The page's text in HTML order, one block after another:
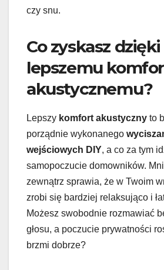
czy snu.
Co zyskasz dzięki
lepszemu
akustycznemu?
Lepszy komfort akustyczny to
porządnie wykonanego
wejściowych DIY, a co za tym
samopoczucie domowników.
zewnątrz sprawia, że w Twoim
zrobi się bardziej relaksująco i
Możesz swobodnie rozmawiać
głosu, a poczucie prywatności
brzmi dobrze?